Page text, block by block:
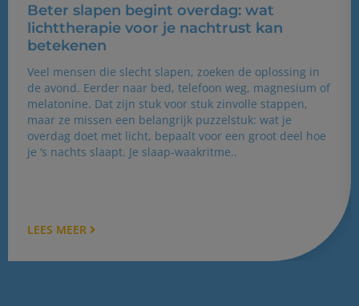
Beter slapen begint overdag: wat
lichttherapie voor je nachtrust kan
betekenen
Veel mensen die slecht slapen, zoeken de oplossing in
de avond. Eerder naar bed, telefoon weg, magnesium of
melatonine. Dat zijn stuk voor stuk zinvolle stappen,
maar ze missen een belangrijk puzzelstuk: wat je
overdag doet met licht, bepaalt voor een groot deel hoe
je ‘s nachts slaapt. Je slaap-waakritme..
LEES MEER